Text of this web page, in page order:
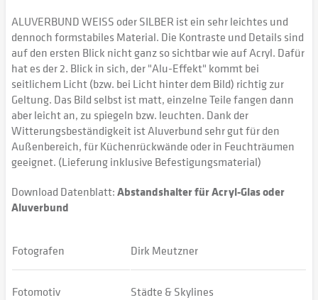
ALUVERBUND WEISS oder SILBER ist ein sehr leichtes und
dennoch formstabiles Material. Die Kontraste und Details sind
auf den ersten Blick nicht ganz so sichtbar wie auf Acryl. Dafür
hat es der 2. Blick in sich, der "Alu-Effekt" kommt bei
seitlichem Licht (bzw. bei Licht hinter dem Bild) richtig zur
Geltung. Das Bild selbst ist matt, einzelne Teile fangen dann
aber leicht an, zu spiegeln bzw. leuchten. Dank der
Witterungsbeständigkeit ist Aluverbund sehr gut für den
Außenbereich, für Küchenrückwände oder in Feuchträumen
geeignet. (Lieferung inklusive Befestigungsmaterial)
Download Datenblatt:Abstandshalter für Acryl-Glas oder
Aluverbund
Fotografen Dirk Meutzner
Fotomotiv Städte & Skylines